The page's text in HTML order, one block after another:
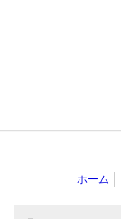
ホーム